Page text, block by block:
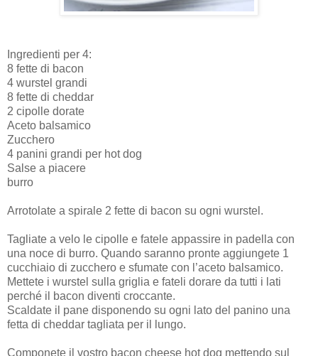
Ingredienti per 4:
8 fette di bacon
4 wurstel grandi
8 fette di cheddar
2 cipolle dorate
Aceto balsamico
Zucchero
4 panini grandi per hot dog
Salse a piacere
burro
Arrotolate a spirale 2 fette di bacon su ogni wurstel.
Tagliate a velo le cipolle e fatele appassire in padella con
una noce di burro. Quando saranno pronte aggiungete 1
cucchiaio di zucchero e sfumate con l’aceto balsamico.
Mettete i wurstel sulla griglia e fateli dorare da tutti i lati
perché il bacon diventi croccante.
Scaldate il pane disponendo su ogni lato del panino una
fetta di cheddar tagliata per il lungo.
Componete il vostro bacon cheese hot dog mettendo sul